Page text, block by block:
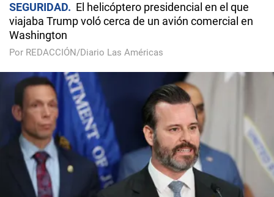
SEGURIDAD
El helicóptero presidencial en el que
viajaba Trump voló cerca de un avión comercial en
Washington
Por REDACCIÓN/Diario Las Américas